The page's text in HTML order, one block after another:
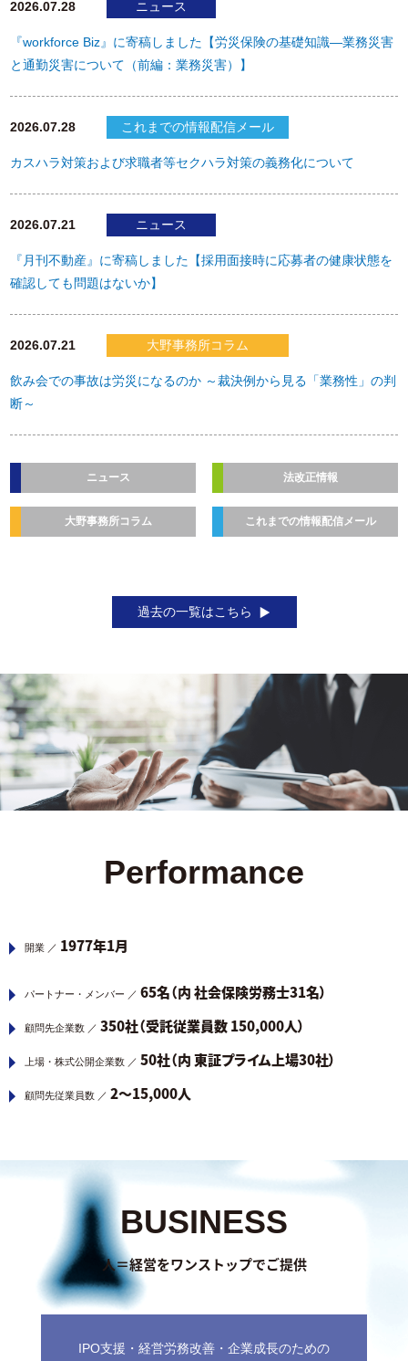
2026.07.28 ニュース
『workforce Biz』に寄稿しました【労災保険の基礎知識―業務災害
と通勤災害について（前編：業務災害）】
2026.07.28 これまでの情報配信メール
カスハラ対策および求職者等セクハラ対策の義務化について
2026.07.21 ニュース
『月刊不動産』に寄稿しました【採用面接時に応募者の健康状態を
確認しても問題はないか】
2026.07.21 大野事務所コラム
飲み会での事故は労災になるのか ～裁決例から見る「業務性」の判
断～
ニュース 法改正情報
大野事務所コラム これまでの情報配信メール
過去の一覧はこちら
Performance
開業 ／ 1977年1月
パートナー・メンバー ／ 65名（内 社会保険労務士31名）
顧問先企業数 ／ 350社（受託従業員数 150,000人）
上場・株式公開企業数 ／ 50社（内 東証プライム上場30社）
顧問先従業員数 ／ 2～15,000人
BUSINESS
人＝経営をワンストップでご提供
IPO支援・経営労務改善・企業成長のための